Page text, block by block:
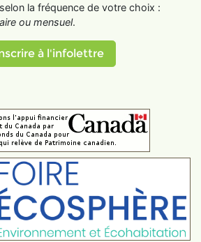
la fréquence de votre choix :
ou mensuel.
à l'infolettre